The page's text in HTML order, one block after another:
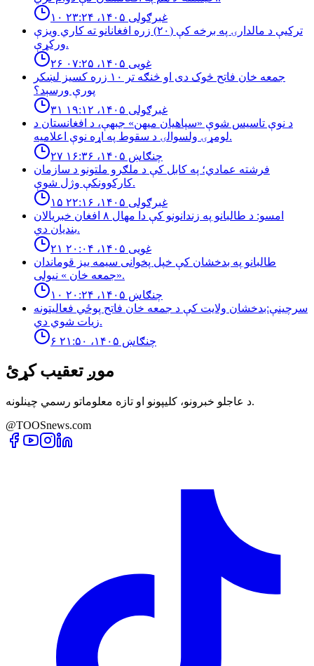
۱۰ غبرګولی ۱۴۰۵، ۲۳:۲۴
تركيې د مالدارۍ په برخه كې (٢٠) زره افغانانو ته كاري ويزې
وركړې.
۲۶ غویی ۱۴۰۵، ۰۷:۲۵
جمعه خان فاتح څوک دی او څنګه تر ۱۰ زره کسیز لښکر
پورې ورسېد؟
۳۱ غبرګولی ۱۴۰۵، ۱۹:۱۲
د نوې تاسیس شوې «سپاهیان میهن» جبهې، د افغانستان د
لومړۍ ولسوالۍ د سقوط په اړه نوې اعلامیه.
۲۷ چنګاښ ۱۴۰۵، ۱۶:۳۶
فرشته عمادي؛ په کابل کې د ملګرو ملتونو د سازمان
کارکوونکې وژل شوې.
۱۵ غبرګولی ۱۴۰۵، ۲۲:۱۶
امسو: د طالبانو په زندانونو كې دا مهال ٨ افغان خبريالان
بنديان دي.
۲۱ غویی ۱۴۰۵، ۲۰:۰۴
طالبانو په بدخشان كې خپل پخوانى سيمه ييز قوماندان
«جمعه خان » نيولى.
۱۰ چنګاښ ۱۴۰۵، ۲۰:۲۴
سرچینې:بدخشان ولایت کې د جمعه خان فاتح پوځي فعالیتونه
زیات شوي دي.
۶ چنګاښ ۱۴۰۵، ۲۱:۵۰
موږ تعقیب کړئ
د عاجلو خبرونو، کلیپونو او تازه معلوماتو رسمي چینلونه.
@TOOSnews.com